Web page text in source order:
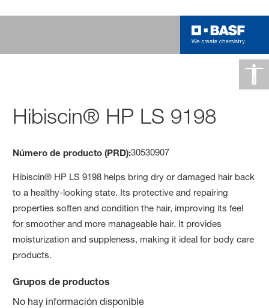
Hibiscin® HP LS 9198
Número de producto (PRD):30530907
Hibiscin® HP LS 9198 helps bring dry or damaged hair back
to a healthy-looking state. Its protective and repairing
properties soften and condition the hair, improving its feel
for smoother and more manageable hair. It provides
moisturization and suppleness, making it ideal for body care
products.
Grupos de productos
No hay información disponible